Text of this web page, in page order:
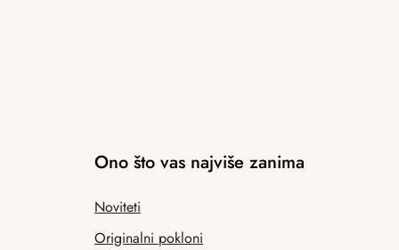
Ono što vas najviše zanima
Noviteti
Originalni pokloni